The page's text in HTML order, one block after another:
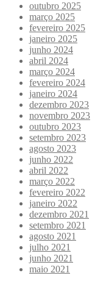
outubro 2025
março 2025
fevereiro 2025
janeiro 2025
junho 2024
abril 2024
março 2024
fevereiro 2024
janeiro 2024
dezembro 2023
novembro 2023
outubro 2023
setembro 2023
agosto 2023
junho 2022
abril 2022
março 2022
fevereiro 2022
janeiro 2022
dezembro 2021
setembro 2021
agosto 2021
julho 2021
junho 2021
maio 2021